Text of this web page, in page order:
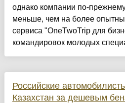
однако компании по-
меньше, чем на более
сервиса "OneTwoTrip для
командировок молодых
Российские
Казахстан за дешевым